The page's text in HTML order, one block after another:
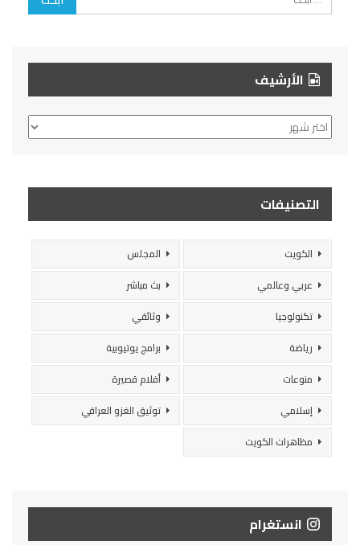
الأرشيف
الأرشيف
التصنيفات
الكويت
المجلس
عربي وعالمي
بث مباشر
تكنولوجيا
وثائقي
رياضة
برامج يوتيوبية
منوعات
أفلام قصيرة
إسلامي
توثيق الغزو العراقي
مظاهرات الكويت
انستغرام